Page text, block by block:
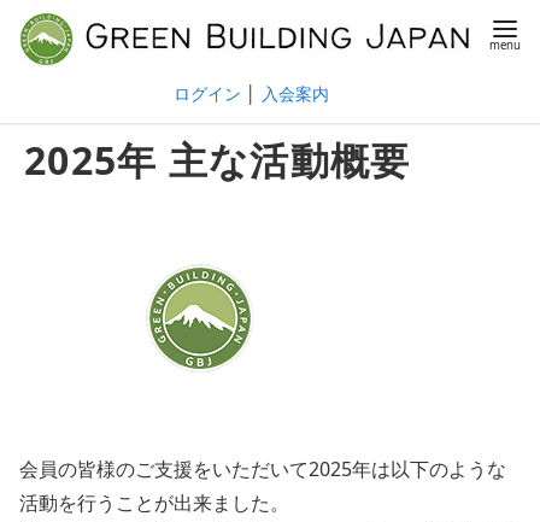
ログイン 入会案内
2025年 主な活動概要
会員の皆様のご支援をいただいて2025年は以下のような
活動を行うことが出来ました。